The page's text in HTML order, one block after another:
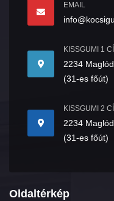
EMAIL
KISSGUMI 1
2234
(31-es főút)
KISSGUMI 2
2234
(31-es főút)
Oldaltérkép